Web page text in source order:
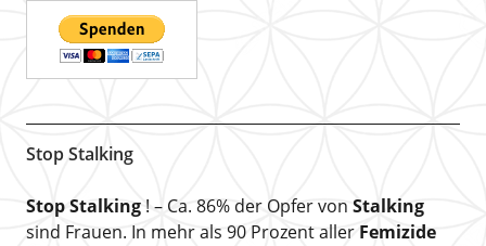
Stop Stalking
Stop Stalking! – Ca. 86% der Opfer von Stalking
sind Frauen. In mehr als 90 Prozent aller Femizide